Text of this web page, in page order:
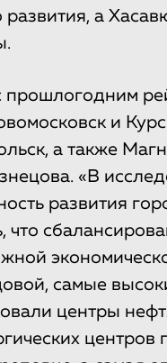
развития, а
прошлогодним
и
а также
«В
развития
что
самые
центры